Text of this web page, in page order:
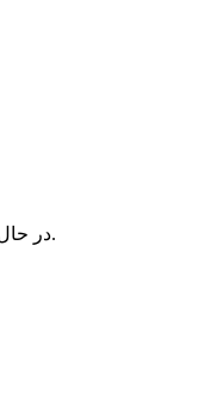
در حال حاضر سبد خرید شما خالی می‌باشد.